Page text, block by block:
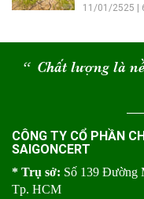
11/01/2525 |
“ Chất lượng là
CÔNG TY CỔ PHẦN
SAIGONCERT
* Trụ sở: Số 139 Đường
Tp. HCM